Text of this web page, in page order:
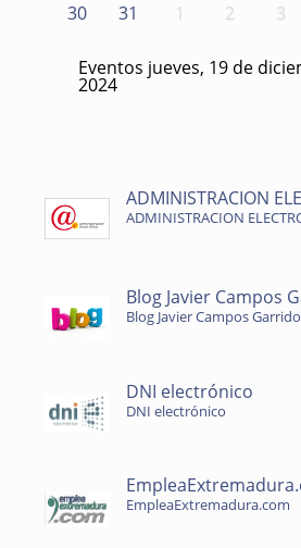
30
31 1 2 3
Eventos jueves, 19 de
2024
ADMINISTRACION
ADMINISTRACION
Blog Javier Campos
Blog Javier Campos Garrido
DNI electrónico
DNI electrónico
EmpleaExtremadura.com